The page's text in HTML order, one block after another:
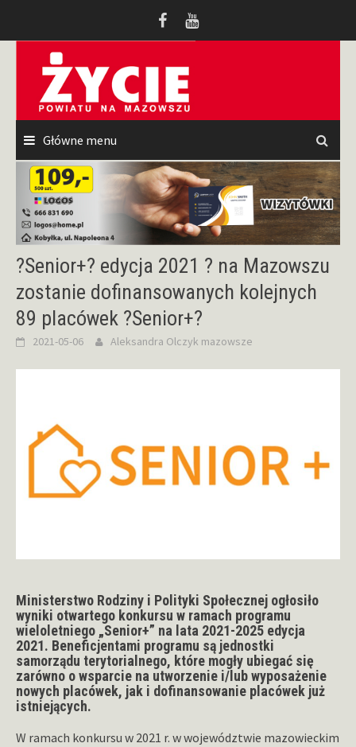
Główne menu
?Senior+? edycja 2021 ? na Mazowszu
zostanie dofinansowanych kolejnych
89 placówek ?Senior+?
2021-05-06 Aleksandra Olczyk mazowsze
Ministerstwo Rodziny i Polityki Społecznej ogłosiło
wyniki otwartego konkursu w ramach programu
wieloletniego „Senior+” na lata 2021-2025 edycja
2021. Beneficjentami programu są jednostki
samorządu terytorialnego, które mogły ubiegać się
zarówno o wsparcie na utworzenie i/lub wyposażenie
nowych placówek, jak i dofinansowanie placówek już
istniejących.
W ramach konkursu w 2021 r. w województwie mazowieckim